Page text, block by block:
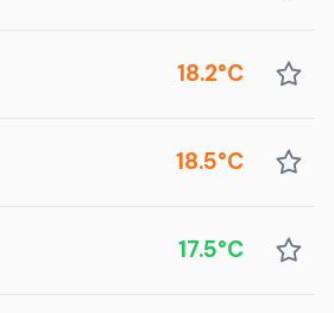
18.2°C
18.5°C
17.5°C